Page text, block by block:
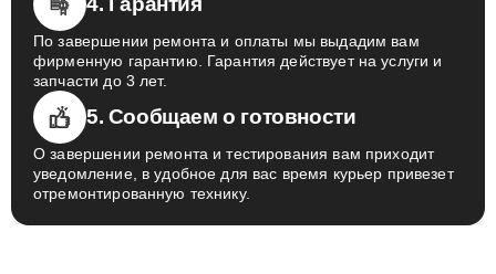
По завершении ремонта и оплаты мы выдадим вам
фирменную гарантию. Гарантия действует на услуги и
запчасти до 3 лет.
5. Сообщаем о готовности
О завершении ремонта и тестирования вам приходит
уведомление, в удобное для вас время курьер привезет
отремонтированную технику.